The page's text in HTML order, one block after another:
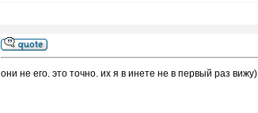
они не его. это точно. их я в инете не в первый раз вижу)